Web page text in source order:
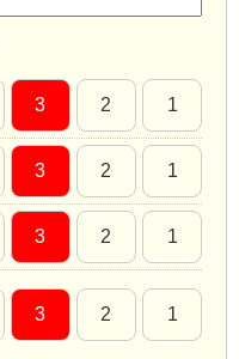
3 2 1
3 2 1
3 2 1
3 2 1